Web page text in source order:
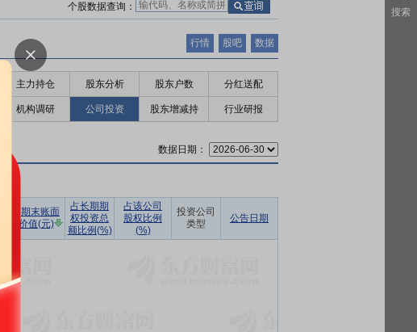
个股数据查询：
行情 股吧 数据
主力持仓 股东分析 股东户数 分红送配
机构调研 公司投资 股东增减持 行业研报
数据日期：
期末账面
价值(元)
占长期期
权投资总
额比例(%)
占该公司
股权比例
(%)
投资公司
类型
公告日期
搜索